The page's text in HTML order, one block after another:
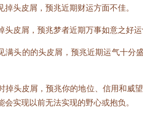
头皮屑，预兆近期财运方面不佳。
皮屑，预兆梦者近期万事如意之好运
头的的头皮屑，预兆近期运气十分
头皮屑，预兆你的地位、信用和威望
会实现以前无法实现的野心或抱负。